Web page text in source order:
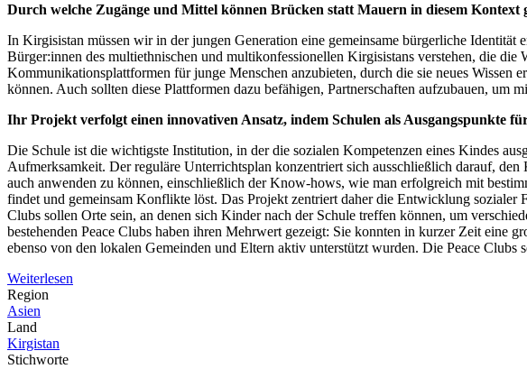
Durch welche Zugänge und Mittel können Brücken statt Mauern in diesem Kontext
In Kirgisistan müssen wir in der jungen Generation eine gemeinsame bürgerliche
Bürger:innen des multiethnischen und multikonfessionellen Kirgisistans verstehen, die
Kommunikationsplattformen für junge Menschen anzubieten, durch die sie neues
können. Auch sollten diese Plattformen dazu befähigen, Partnerschaften aufzubauen, um
Ihr Projekt verfolgt einen innovativen Ansatz, indem Schulen als Ausgangspunkte
Die Schule ist die wichtigste Institution, in der die sozialen Kompetenzen eines Kindes
Aufmerksamkeit. Der reguläre Unterrichtsplan konzentriert sich ausschließlich darauf,
auch anwenden zu können, einschließlich der Know-hows, wie man erfolgreich mit
findet und gemeinsam Konflikte löst. Das Projekt zentriert daher die Entwicklung
Clubs sollen Orte sein, an denen sich Kinder nach der Schule treffen können, um
bestehenden Peace Clubs haben ihren Mehrwert gezeigt: Sie konnten in kurzer Zeit eine
ebenso von den lokalen Gemeinden und Eltern aktiv unterstützt wurden. Die Peace
Weiterlesen
Region
Asien
Land
Kirgistan
Stichworte